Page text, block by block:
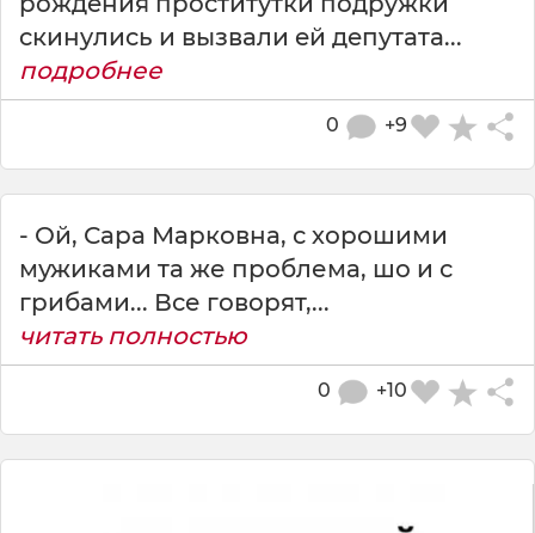
cкинyлиcь и вызвaли eй дeпyтaтa...
подробнее
+9
0
- Ой, Сара Марковна, с хорошими
мужиками та же проблема, шо и с
грибами... Все говорят,...
читать полностью
+10
0